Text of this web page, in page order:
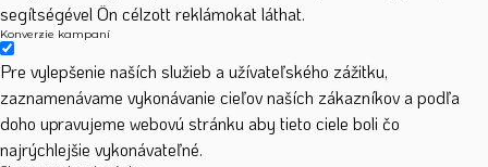
segítségével Ön célzott reklámokat láthat.
Konverzie kampaní
Pre vylepšenie naších služieb a užívateľského zážitku,
zaznamenávame vykonávanie cieľov naších zákazníkov a podľa
doho upravujeme webovú stránku aby tieto ciele boli čo
najrýchlejšie vykonávateľné.